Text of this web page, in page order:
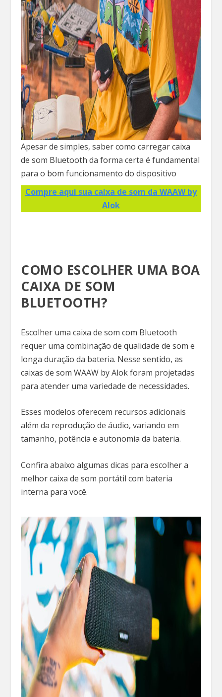
Apesar de simples, saber como carregar caixa
de som Bluetooth da forma certa é fundamental
para o bom funcionamento do dispositivo
Compre aqui sua caixa de som da WAAW by
Alok
COMO ESCOLHER UMA BOA
CAIXA DE SOM
BLUETOOTH?
Escolher uma caixa de som com Bluetooth
requer uma combinação de qualidade de som e
longa duração da bateria. Nesse sentido, as
caixas de som WAAW by Alok foram projetadas
para atender uma variedade de necessidades.
Esses modelos oferecem recursos adicionais
além da reprodução de áudio, variando em
tamanho, potência e autonomia da bateria.
Confira abaixo algumas dicas para escolher a
melhor caixa de som portátil com bateria
interna para você.